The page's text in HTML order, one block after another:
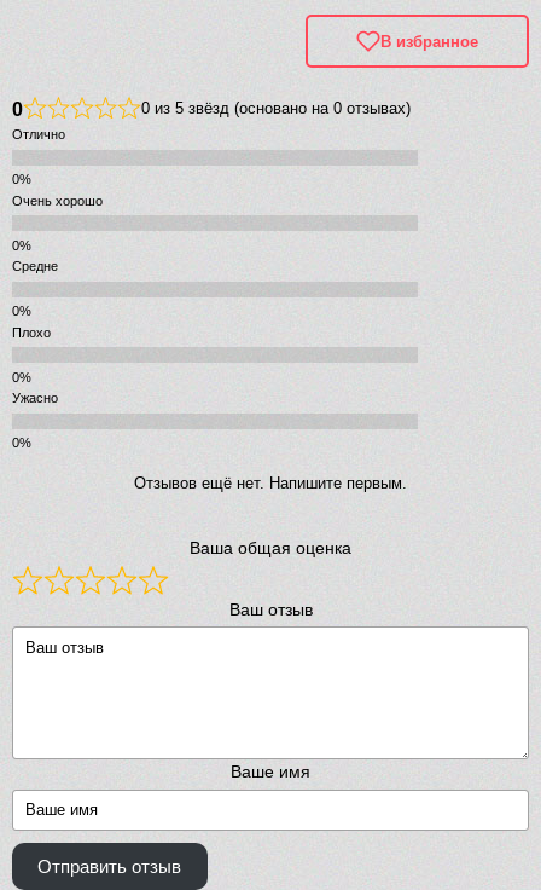
В избранное
0 0 из 5 звёзд (основано на 0 отзывах)
Отлично
Очень хорошо
Средне
Плохо
Ужасно
Отзывов ещё нет. Напишите первым.
Ваша общая оценка
Ваш отзыв
Ваше имя
Отправить отзыв